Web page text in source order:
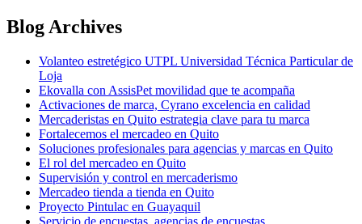
Blog Archives
Volanteo estretégico UTPL Universidad Técnica Particular de
Loja
Ekovalla con AssisPet movilidad que te acompaña
Activaciones de marca, Cyrano excelencia en calidad
Mercaderistas en Quito estrategia clave para tu marca
Fortalecemos el mercadeo en Quito
Soluciones profesionales para agencias y marcas en Quito
El rol del mercadeo en Quito
Supervisión y control en mercaderismo
Mercadeo tienda a tienda en Quito
Proyecto Pintulac en Guayaquil
Servicio de encuestas, agencias de encuestas